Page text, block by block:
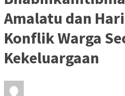
Amalatu dan
Konflik Warga
Kekeluargaan